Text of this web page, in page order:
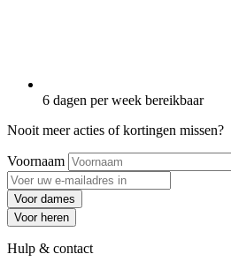
6 dagen per week bereikbaar
Nooit meer acties of kortingen missen?
Voornaam
Voor dames
Voor heren
Hulp & contact